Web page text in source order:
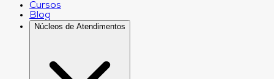
Cursos
Blog
Núcleos de Atendimentos